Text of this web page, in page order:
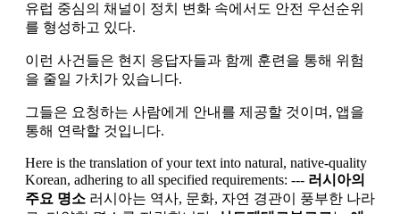
유럽 중심의 채널이 정치 변화 속에서도 안전 우선순위
를 형성하고 있다.
이런 사건들은 현지 응답자들과 함께 훈련을 통해 위험
을 줄일 가치가 있습니다.
그들은 요청하는 사람에게 안내를 제공할 것이며, 앱을
통해 연락할 것입니다.
Here is the translation of your text into natural, native-quality
Korean, adhering to all specified requirements: --- 러시아의
주요 명소 러시아는 역사, 문화, 자연 경관이 풍부한 나라